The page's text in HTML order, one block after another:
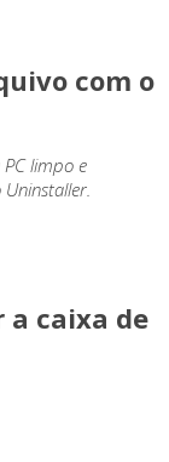
com o
limpo e
a caixa de